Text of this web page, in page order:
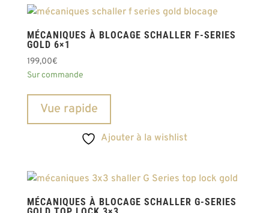
MÉCANIQUES À BLOCAGE SCHALLER F-SERIES
GOLD 6×1
199,00€
Sur commande
Vue rapide
Ajouter à la wishlist
MÉCANIQUES À BLOCAGE SCHALLER G-SERIES